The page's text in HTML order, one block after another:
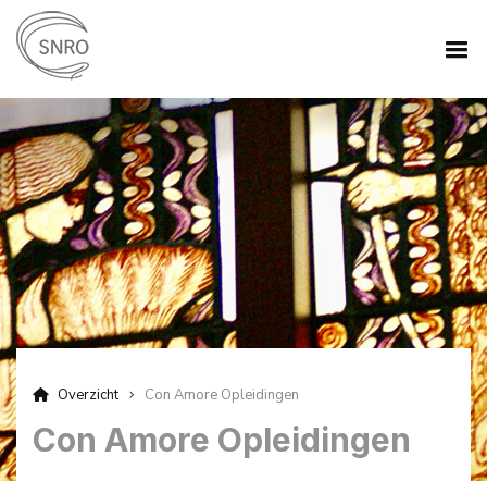
Overzicht Con Amore Opleidingen
Con Amore Opleidingen